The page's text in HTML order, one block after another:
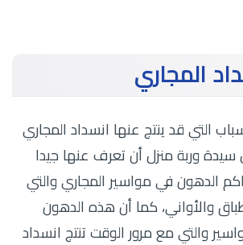
المجاري
التي قد ينتج عنها انسداد المجاري
وربة منزل أن تعرف عنها جيدا
الدهون في مواسير المجاري والتي
والأواني، كما أن هذه الدهون
والتي مع مرور الوقت تنتج انسداد